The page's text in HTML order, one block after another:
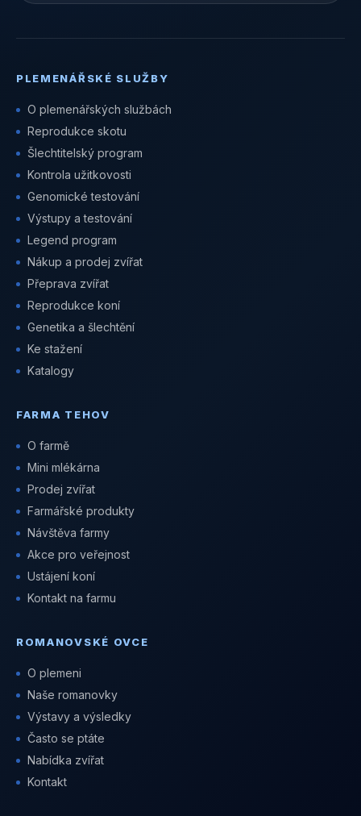
PLEMENÁŘSKÉ SLUŽBY
O plemenářských službách
Reprodukce skotu
Šlechtitelský program
Kontrola užitkovosti
Genomické testování
Výstupy a testování
Legend program
Nákup a prodej zvířat
Přeprava zvířat
Reprodukce koní
Genetika a šlechtění
Ke stažení
Katalogy
FARMA TEHOV
O farmě
Mini mlékárna
Prodej zvířat
Farmářské produkty
Návštěva farmy
Akce pro veřejnost
Ustájení koní
Kontakt na farmu
ROMANOVSKÉ OVCE
O plemeni
Naše romanovky
Výstavy a výsledky
Často se ptáte
Nabídka zvířat
Kontakt